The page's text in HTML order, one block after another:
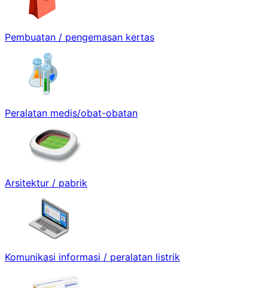
Pembuatan / pengemasan kertas
Peralatan medis/obat-obatan
Arsitektur / pabrik
Komunikasi informasi / peralatan listrik